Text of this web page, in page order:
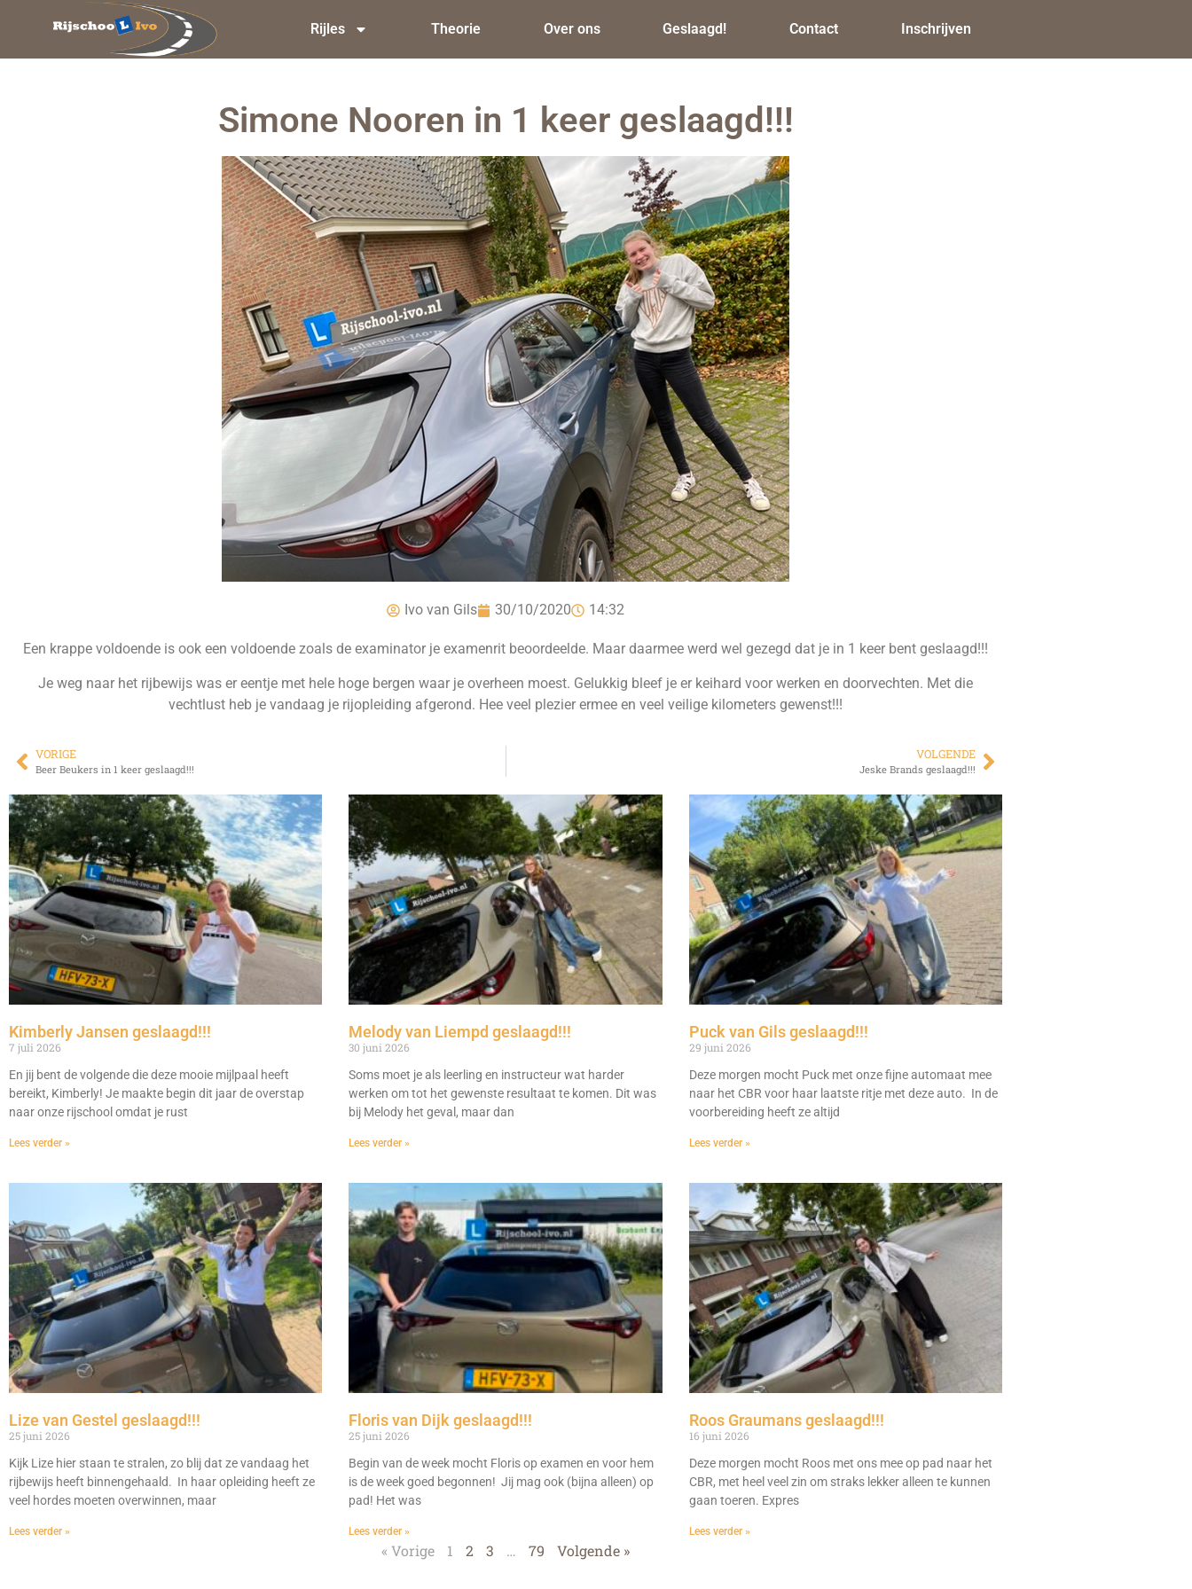
Rijles Theorie Over ons Geslaagd! Contact Inschrijven
Simone Nooren in 1 keer geslaagd!!!
Ivo van Gils 30/10/2020 14:32
Een krappe voldoende is ook een voldoende zoals de examinator je examenrit beoordeelde. Maar daarmee werd wel gezegd dat je in 1 keer bent geslaagd!!!
Je weg naar het rijbewijs was er eentje met hele hoge bergen waar je overheen moest. Gelukkig bleef je er keihard voor werken en doorvechten. Met die
vechtlust heb je vandaag je rijopleiding afgerond. Hee veel plezier ermee en veel veilige kilometers gewenst!!!
VORIGE
Beer Beukers in 1 keer geslaagd!!!
VOLGENDE
Jeske Brands geslaagd!!!
Kimberly Jansen geslaagd!!!
7 juli 2026
En jij bent de volgende die deze mooie mijlpaal heeft
bereikt, Kimberly! Je maakte begin dit jaar de overstap
naar onze rijschool omdat je rust
Lees verder »
Melody van Liempd geslaagd!!!
30 juni 2026
Soms moet je als leerling en instructeur wat harder
werken om tot het gewenste resultaat te komen. Dit was
bij Melody het geval, maar dan
Lees verder »
Puck van Gils geslaagd!!!
29 juni 2026
Deze morgen mocht Puck met onze fijne automaat mee
naar het CBR voor haar laatste ritje met deze auto. In de
voorbereiding heeft ze altijd
Lees verder »
Lize van Gestel geslaagd!!!
25 juni 2026
Kijk Lize hier staan te stralen, zo blij dat ze vandaag het
rijbewijs heeft binnengehaald. In haar opleiding heeft ze
veel hordes moeten overwinnen, maar
Lees verder »
Floris van Dijk geslaagd!!!
25 juni 2026
Begin van de week mocht Floris op examen en voor hem
is de week goed begonnen! Jij mag ook (bijna alleen) op
pad! Het was
Lees verder »
Roos Graumans geslaagd!!!
16 juni 2026
Deze morgen mocht Roos met ons mee op pad naar het
CBR, met heel veel zin om straks lekker alleen te kunnen
gaan toeren. Expres
Lees verder »
« Vorige 1 2 3 … 79 Volgende »